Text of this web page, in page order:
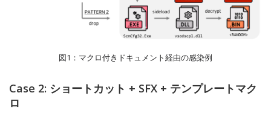
図1：マクロ付きドキュメント経由の感染例
Case 2: ショートカット + SFX + テンプレートマク
ロ